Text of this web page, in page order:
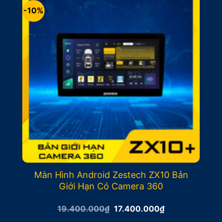
-10%
Màn Hình Android Zestech ZX10 Bản
Giới Hạn Có Camera 360
19.400.000₫ Giá
17.400.000₫Giá
hiện